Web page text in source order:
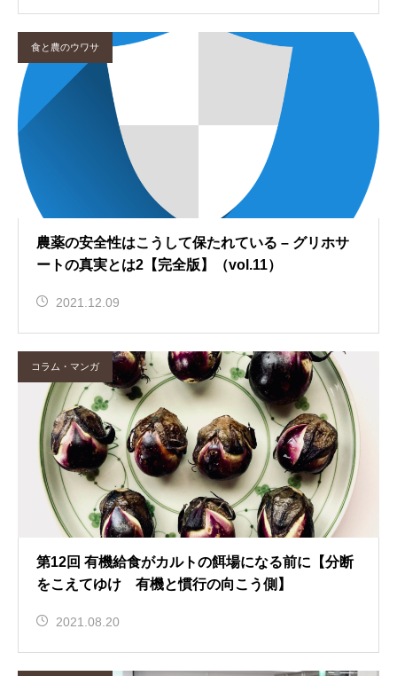
食と農のウワサ
農薬の安全性はこうして保たれている – グリホサ
ートの真実とは2【完全版】（vol.11）
2021.12.09
コラム・マンガ
第12回 有機給食がカルトの餌場になる前に【分断
をこえてゆけ 有機と慣行の向こう側】
2021.08.20